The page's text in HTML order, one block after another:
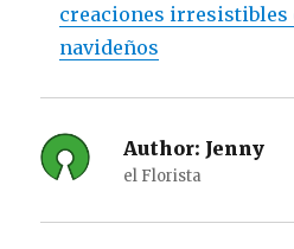
creaciones irresistibles
navideños
Author: Jenny
el Florista